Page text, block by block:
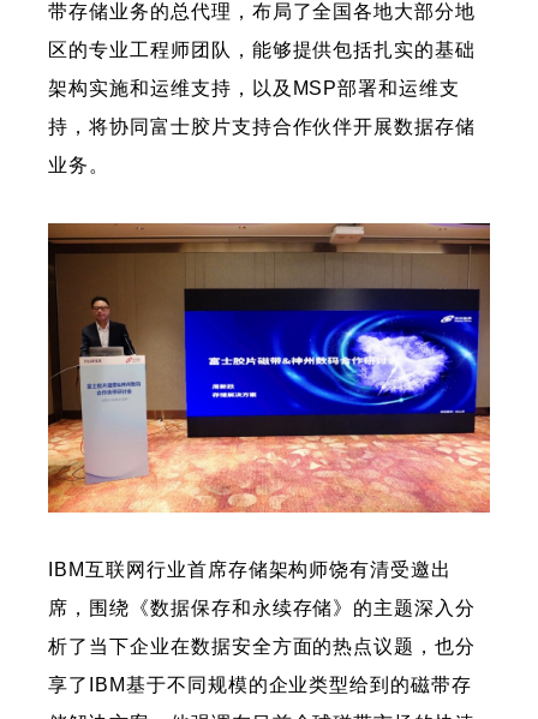
带存储业务的总代理，布局了全国各地大部分地
区的专业工程师团队，能够提供包括扎实的基础
架构实施和运维支持，以及MSP部署和运维支
持，将协同富士胶片支持合作伙伴开展数据存储
业务。
IBM互联网行业首席存储架构师饶有清受邀出
席，围绕《数据保存和永续存储》的主题深入分
析了当下企业在数据安全方面的热点议题，也分
享了IBM基于不同规模的企业类型给到的磁带存